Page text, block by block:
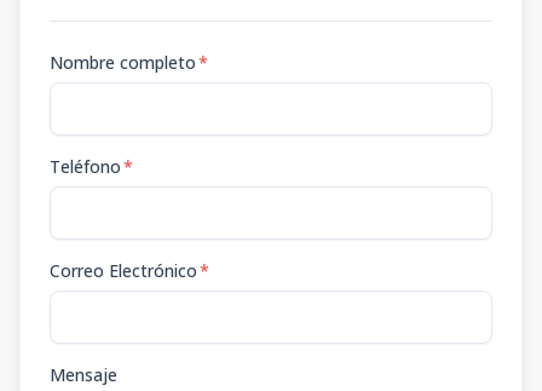
Nombre completo*
Teléfono*
Correo Electrónico*
Mensaje